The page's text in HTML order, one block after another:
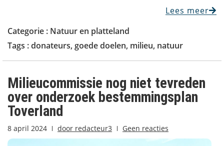
Lees meer
Categorie : Natuur en platteland
Tags :donateurs, goede doelen, milieu, natuur
Milieucommissie nog niet tevreden
over onderzoek bestemmingsplan
Toverland
8 april 2024 door redacteur3 Geen reacties